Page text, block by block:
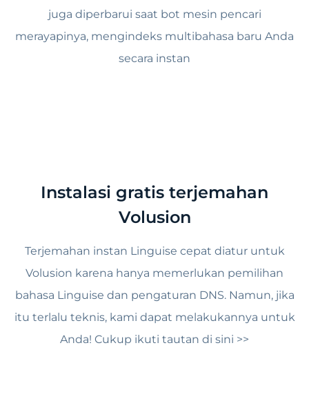
juga diperbarui saat bot mesin pencari
merayapinya, mengindeks multibahasa baru Anda
secara instan
Instalasi gratis terjemahan
Volusion
Terjemahan instan Linguise cepat diatur untuk
Volusion karena hanya memerlukan pemilihan
bahasa Linguise dan pengaturan DNS. Namun, jika
itu terlalu teknis, kami dapat melakukannya untuk
Anda! Cukup ikuti tautan di sini >>